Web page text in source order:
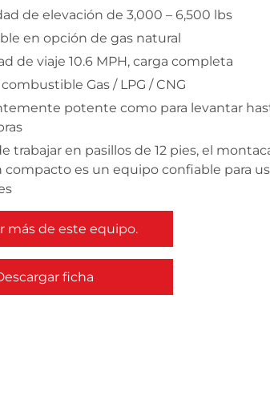
de elevación de 3,000 – 6,500 lbs
en opción de gas natural
de viaje 10.6 MPH, carga completa
Gas / LPG / CNG
potente como para levantar
trabajar en pasillos de 12 pies, el
compacto es un equipo confiable para
más de este equipo.
ficha